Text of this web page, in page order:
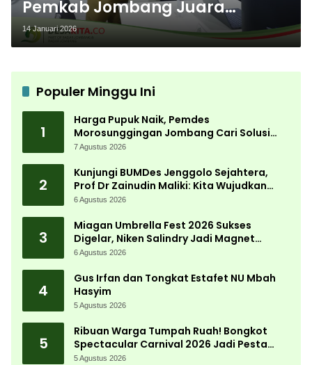
Pemkab Jombang Juara
Pelayanan Publik
14 Januari 2026
Populer Minggu Ini
1
Harga Pupuk Naik, Pemdes
Morosunggingan Jombang Cari Solusi
Lewat Kajian Akademik
7 Agustus 2026
2
Kunjungi BUMDes Jenggolo Sejahtera,
Prof Dr Zainudin Maliki: Kita Wujudkan
Kemandirian Ekonomi dengan Potensi
6 Agustus 2026
3
Miagan Umbrella Fest 2026 Sukses
Digelar, Niken Salindry Jadi Magnet
Ribuan Pengunjung
6 Agustus 2026
4
Gus Irfan dan Tongkat Estafet NU Mbah
Hasyim
5 Agustus 2026
5
Ribuan Warga Tumpah Ruah! Bongkot
Spectacular Carnival 2026 Jadi Pesta
Kemerdekaan Terbesar di Peterongan
5 Agustus 2026